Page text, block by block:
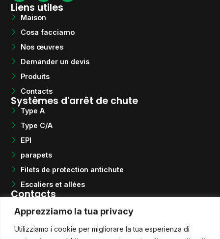
Apprezziamo la tua privacy
Utilizziamo i cookie per migliorare la tua esperienza di
Liens utiles
Maison
Cosa facciamo
Nos œuvres
Demander un devis
Produits
Contacts
Systèmes d'arrêt de chute
Type A
Type C/A
EPI
parapets
Filets de protection antichute
Escaliers et allées
Contacts
+39 0922 464054
info@quotasicura.com